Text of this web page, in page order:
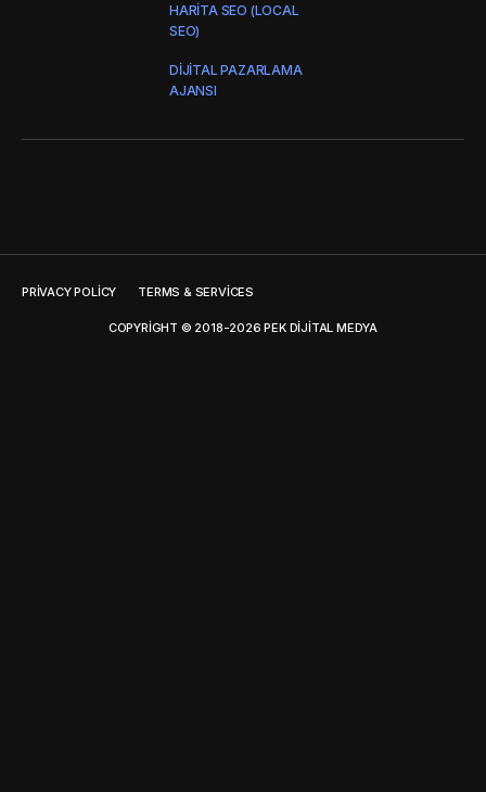
HARITA SEO (LOCAL
SEO)
DIJITAL PAZARLAMA
AJANSI
COPYRIGHT © 2018-2026 PEK DIJITAL MEDYA
PRIVACY POLICY TERMS & SERVICES